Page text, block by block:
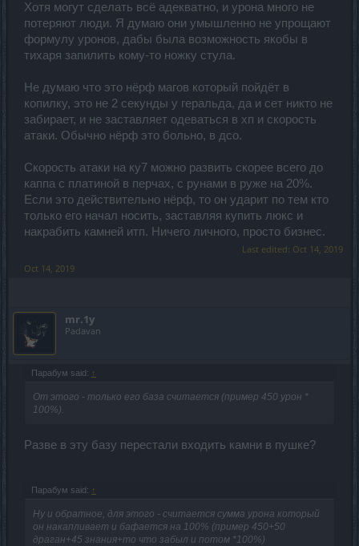
Хотя могут сделать всё адекватно, и урона много не
потеряют люди. Я думаю они умышленно не упрощают
формулу уронов, дабы была возможность якобы в
тихаря запилить кому-то ножку стула.
Не думаю что это нёрф магов который пойдёт в
копилку, это не 2 секунды у геральда, да и сет никто не
забирает, и не заставляет одеваться в хп и скорость
атаки. Обычно нёрф это больно, в дсо.
Скорость атаки на ку7 можно развить скорее всего до
каппа с платиной в перчах, с рунами в руже на 20%.
Если это действительно нёрф, то он ударит по тем кто
только его начал носить, заставляя купить люкс и
накрабить камней итп. Ничего личного, просто бизнес.
Last edited: Oct 14, 2019
Oct 14, 2019
mr.1y
Padavan
Парабум said: ↑
От этого - только его база считается (пример 450 урон *
100%).
Разве в эту базу перестали входить камни в пушке?
Парабум said: ↑
Ну и обратное, для этого - считается сумма урона который
он накапливает и бафается на 100% (пример 450+50
драган+45 знания+то что забыл и потом *100%)